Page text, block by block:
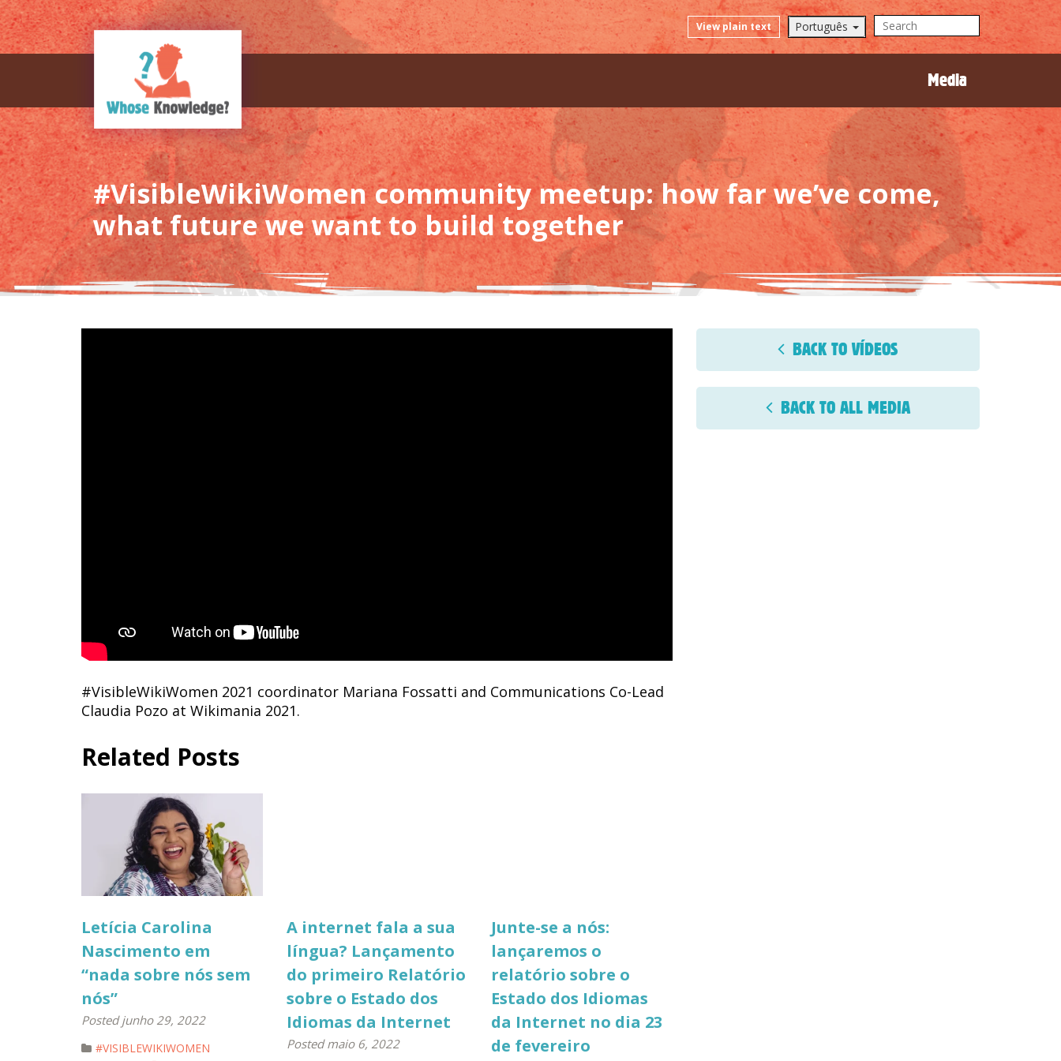
#VisibleWikiWomen community meetup: how far we’ve come,
what future we want to build together
View plain text Português
Media
#VisibleWikiWomen 2021 coordinator Mariana Fossatti and Communications Co-Lead
Claudia Pozo at Wikimania 2021.
Related Posts
Letícia Carolina
Nascimento em
“nada sobre nós sem
nós”
Posted junho 29, 2022
#VISIBLEWIKIWOMEN
A internet fala a sua
língua? Lançamento
do primeiro Relatório
sobre o Estado dos
Idiomas da Internet
Posted maio 6, 2022
Junte-se a nós:
lançaremos o
relatório sobre o
Estado dos Idiomas
da Internet no dia 23
de fevereiro
BACK TO VÍDEOS
BACK TO ALL MEDIA